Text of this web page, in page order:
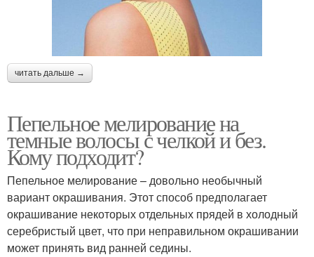
читать дальше →
Пепельное мелирование на
темные волосы с челкой и без.
Кому подходит?
Пепельное мелирование – довольно необычный
вариант окрашивания. Этот способ предполагает
окрашивание некоторых отдельных прядей в холодный
серебристый цвет, что при неправильном окрашивании
может принять вид ранней седины.